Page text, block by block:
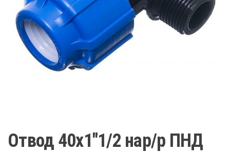
Отвод 40х1″1/2 нар/р ПНД